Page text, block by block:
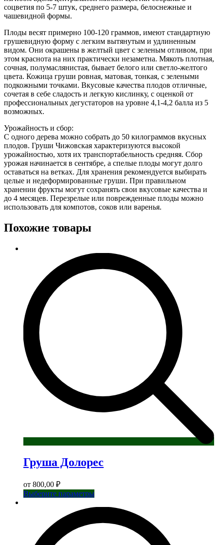
соцветия по 5-7 штук, среднего размера, белоснежные и
чашевидной формы.
Плоды весят примерно 100-120 граммов, имеют стандартную
грушевидную форму с легким вытянутым и удлиненным
видом. Они окрашены в желтый цвет с зеленым отливом, при
этом краснота на них практически незаметна. Мякоть плотная,
сочная, полумаслянистая, бывает белого или светло-желтого
цвета. Кожица груши ровная, матовая, тонкая, с зелеными
подкожными точками. Вкусовые качества плодов отличные,
сочетая в себе сладость и легкую кислинку, с оценкой от
профессиональных дегустаторов на уровне 4,1-4,2 балла из 5
возможных.
Урожайность и сбор:
С одного дерева можно собрать до 50 килограммов вкусных
плодов. Груши Чижовская характеризуются высокой
урожайностью, хотя их транспортабельность средняя. Сбор
урожая начинается в сентябре, а спелые плоды могут долго
оставаться на ветках. Для хранения рекомендуется выбирать
целые и недеформированные груши. При правильном
хранении фрукты могут сохранять свои вкусовые качества и
до 4 месяцев. Перезрелые или поврежденные плоды можно
использовать для компотов, соков или варенья.
Похожие товары
Груша Долорес
от 800,00 ₽
Выберите параметрыЭтот
вариаций.